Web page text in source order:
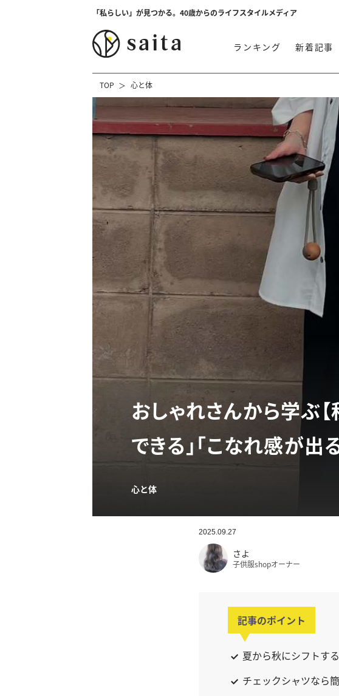
「私らしい」が見つかる。40歳からのライフスタイルメディア
ランキング 新着記事
TOP 心と体
おしゃれさんから学ぶ
できる」「こなれ感が出
心と体
2025.09.27
さよ
子供服shopオーナー
記事のポイント
夏から秋にシフトす
チェックシャツなら